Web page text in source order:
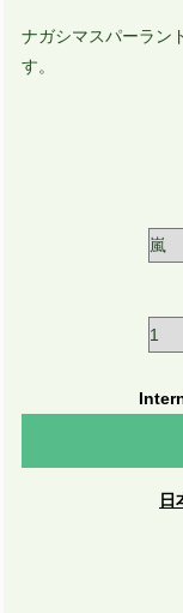
ナガシマスパーラン
す。
日